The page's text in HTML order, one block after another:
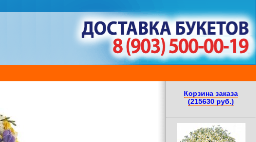
Корзина заказа
(215630 руб.)